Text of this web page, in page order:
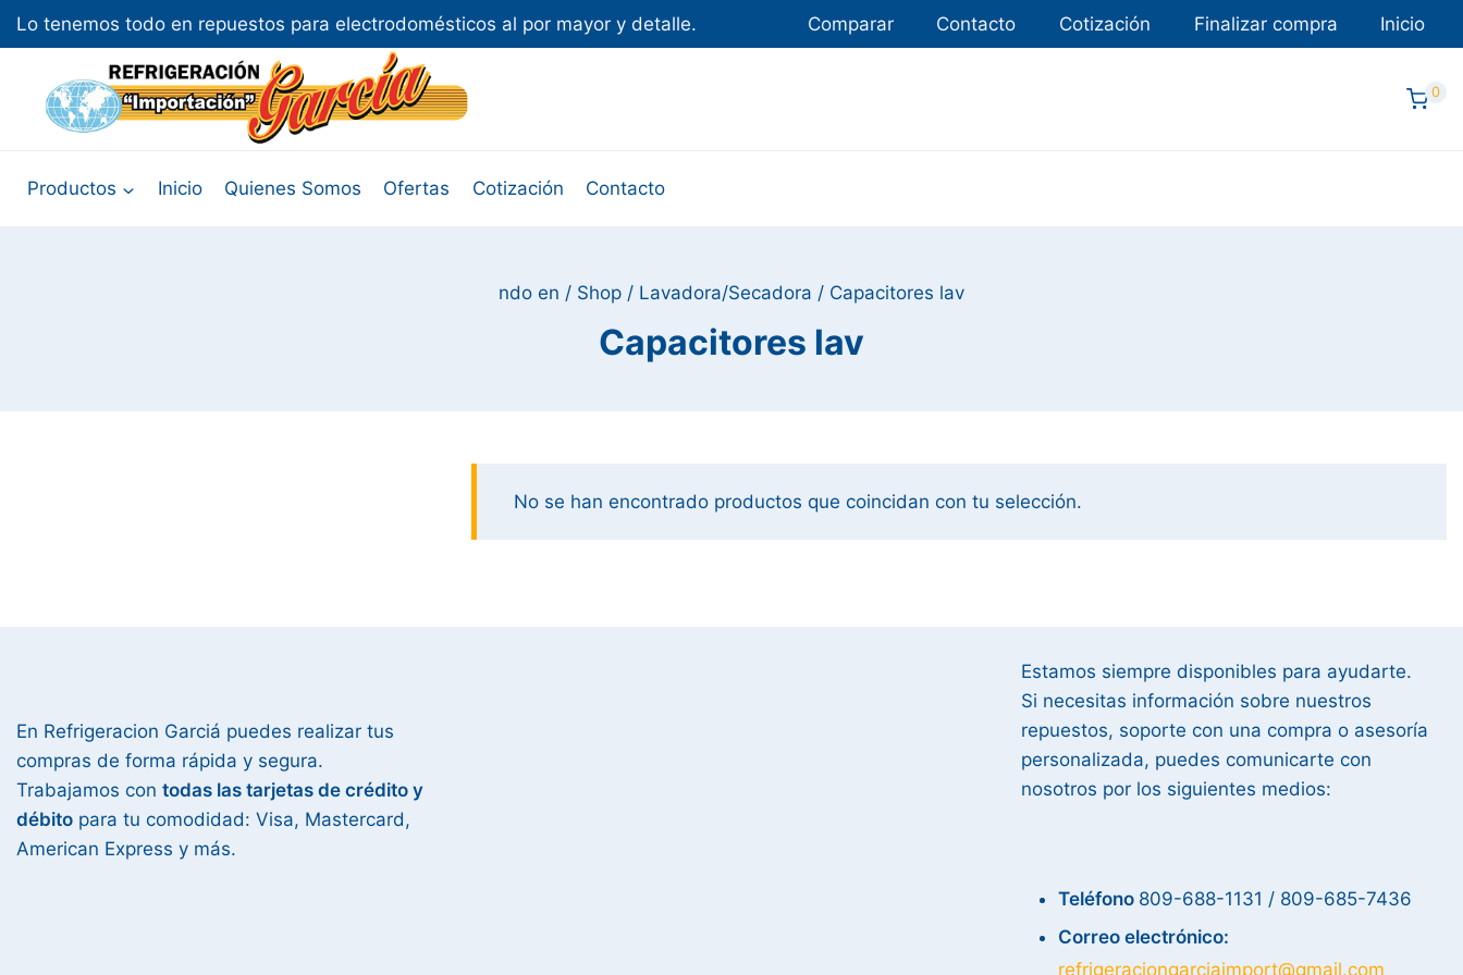
Skip
to
Lo tenemos todo en repuestos para electrodomésticos al por mayor y detalle. Comparar Contacto Cotización Finalizar compra Inicio
0
Productos Inicio Quienes Somos Ofertas Cotización Contacto
ndo en / Shop / Lavadora/Secadora / Capacitores lav
Capacitores lav
No se han encontrado productos que coincidan con tu selección.
En Refrigeracion Garciá puedes realizar tus
compras de forma rápida y segura.
Trabajamos con todas las tarjetas de crédito y
débito para tu comodidad: Visa, Mastercard,
American Express y más.
Estamos siempre disponibles para ayudarte.
Si necesitas información sobre nuestros
repuestos, soporte con una compra o asesoría
personalizada, puedes comunicarte con
nosotros por los siguientes medios:
Teléfono 809-688-1131 / 809-685-7436
Correo electrónico:
refrigeraciongarciaimport@gmail.com